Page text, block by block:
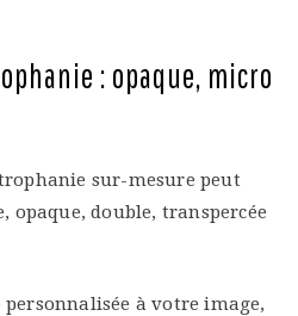
: opaque, micro
sur-mesure peut
opaque, double, transpercée
à votre image,